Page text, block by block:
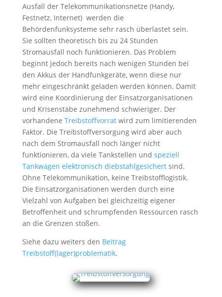
Ausfall der Telekommunikationsnetze (Handy,
Festnetz, Internet) werden die
Behördenfunksysteme sehr rasch überlastet sein.
Sie sollten theoretisch bis zu 24 Stunden
Stromausfall noch funktionieren. Das Problem
beginnt jedoch bereits nach wenigen Stunden bei
den Akkus der Handfunkgeräte, wenn diese nur
mehr eingeschränkt geladen werden können. Damit
wird eine Koordinierung der Einsatzorganisationen
und Krisenstäbe zunehmend schwieriger. Der
vorhandene Treibstoffvorratwird zum limitierenden
Faktor. Die Treibstoffversorgung wird aber auch
nach dem Stromausfall noch länger nicht
funktionieren, da viele Tankstellen und speziell
Tankwagen elektronisch diebstahlgesichertsind.
Ohne Telekommunikation, keine Treibstofflogistik.
Die Einsatzorganisationen werden durch eine
Vielzahl von Aufgaben bei gleichzeitig eigener
Betroffenheit und schrumpfenden Ressourcen rasch
an die Grenzen stoßen.
Siehe dazu weiters den Beitrag
Treibstoff(lager)problematik.